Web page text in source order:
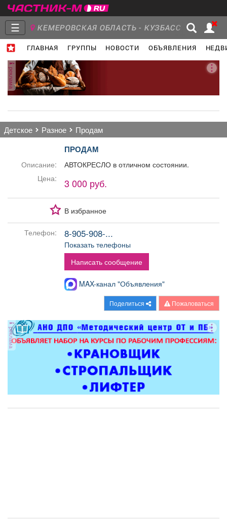
☰ КЕМЕРОВСКАЯ ОБЛАСТЬ - КУЗБАСС
ГЛАВНАЯ ГРУППЫ НОВОСТИ ОБЪЯВЛЕНИЯ
Главная
Группы Новости
Обучение
ТВ программа Я - пенсионер
реклама
детское разное продам
ПРОДАМ
Описание:
АВТОКРЕСЛО в отличном состоянии.
Цена:
3 000 руб.
В избранное
Телефон: 8-905-908-...
Показать телефоны
Написать сообщение
MAX-канал "Объявления"
Поделиться Пожаловаться
реклама